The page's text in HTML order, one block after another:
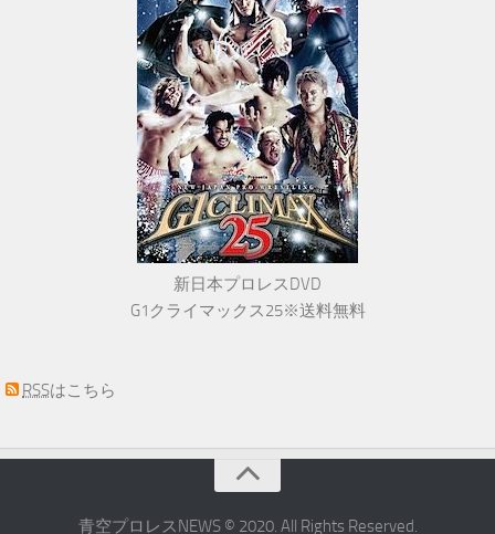
新日本プロレスDVD
G1クライマックス25※送料無料
RSSはこちら
青空プロレスNEWS © 2020. All Rights Reserved.